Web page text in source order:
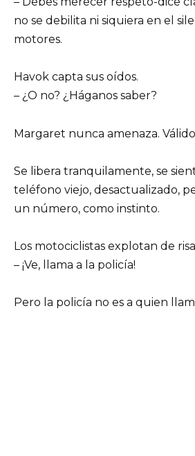
no se debilita ni siquiera en el
motores.
Havok capta sus oídos.
– ¿O no? ¿Háganos saber?
Margaret nunca amenaza.
Se libera tranquilamente, se
teléfono viejo, desactualizado,
un número, como instinto.
Los motociclistas explotan de
– ¡Ve, llama a la policía!
Pero la policía no es a quien